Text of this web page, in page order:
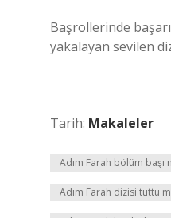
Başrollerinde
yakalayan sevilen
Tarih: Makaleler
Adım Farah bölüm başı
Adım Farah dizisi tuttu